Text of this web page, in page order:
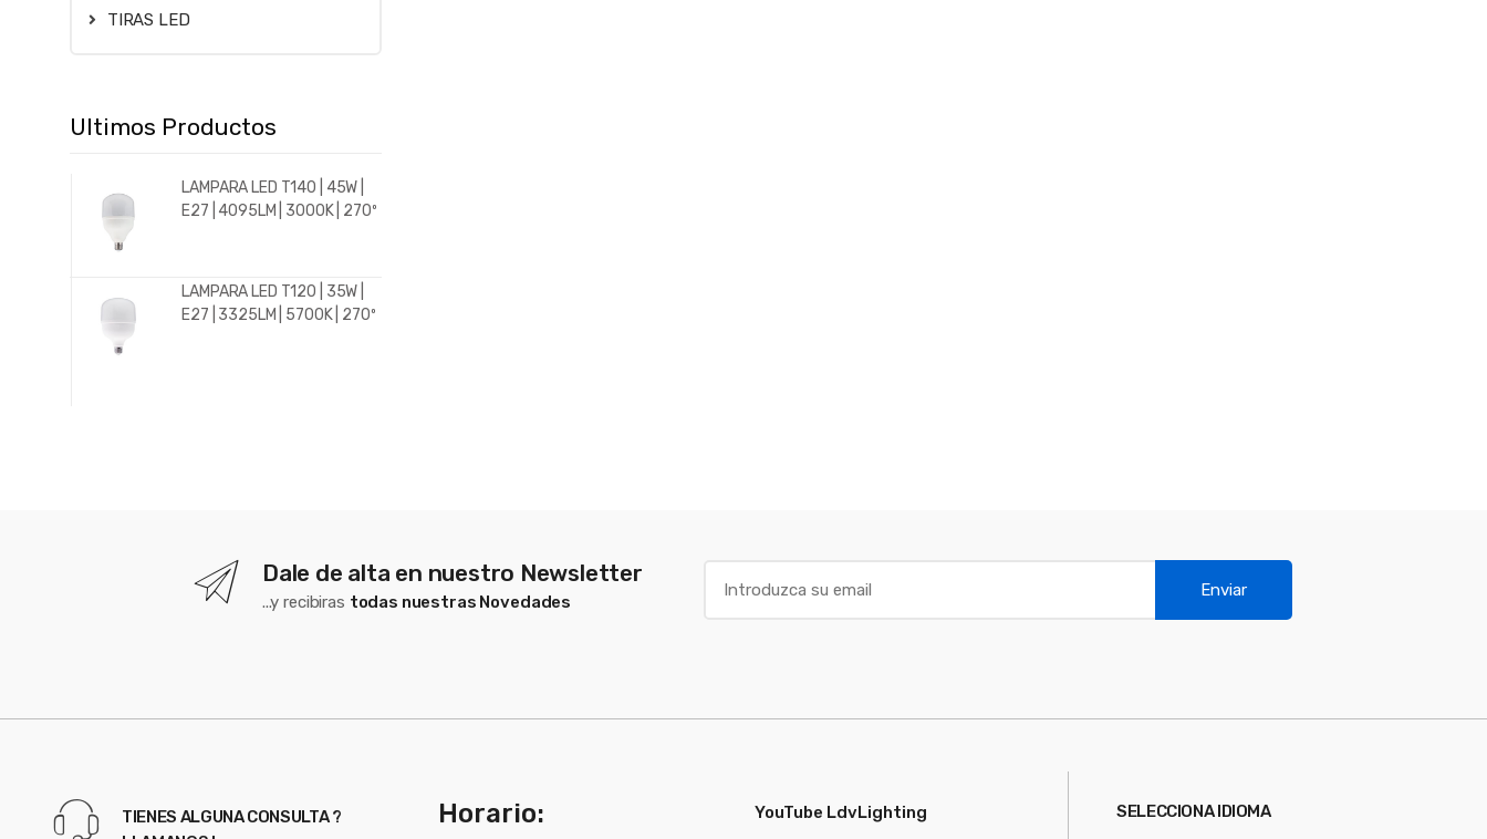
TIRAS LED
Ultimos Productos
LAMPARA LED T140 | 45W |
E27 | 4095LM | 3000K | 270º
LAMPARA LED T120 | 35W |
E27 | 3325LM | 5700K | 270º
Dale de alta en nuestro Newsletter
...y recibiras todas nuestras Novedades
Enviar
TIENES ALGUNA CONSULTA ?
Horario: YouTube LdvLighting SELECCIONA IDIOMA